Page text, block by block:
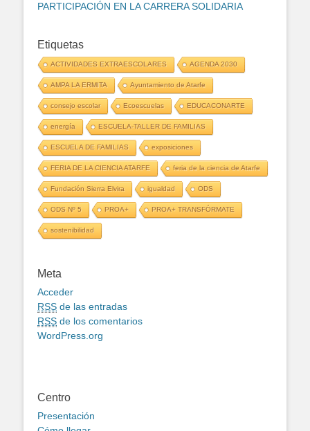
PARTICIPACIÓN EN LA CARRERA SOLIDARIA
Etiquetas
ACTIVIDADES EXTRAESCOLARES AGENDA 2030
AMPA LA ERMITA Ayuntamiento de Atarfe
consejo escolar Ecoescuelas EDUCACONARTE
energía ESCUELA-TALLER DE FAMILIAS
ESCUELA DE FAMILIAS exposiciones
FERIA DE LA CIENCIA ATARFE feria de la ciencia de Atarfe
Fundación Sierra Elvira igualdad ODS
ODS Nº 5 PROA+ PROA+ TRANSFÓRMATE
sostenibilidad
Meta
Acceder
RSS de las entradas
RSS de los comentarios
WordPress.org
Centro
Presentación